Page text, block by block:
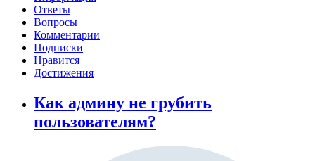
Ответы
Вопросы
Комментарии
Подписки
Нравится
Достижения
Как админу не грубить
пользователям?